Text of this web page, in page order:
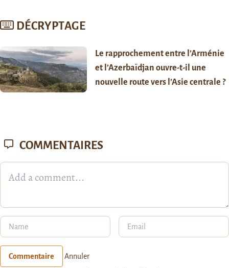
DÉCRYPTAGE
Le rapprochement entre l’Arménie
et l’Azerbaïdjan ouvre-t-il une
nouvelle route vers l’Asie centrale ?
COMMENTAIRES
Commentaire Annuler